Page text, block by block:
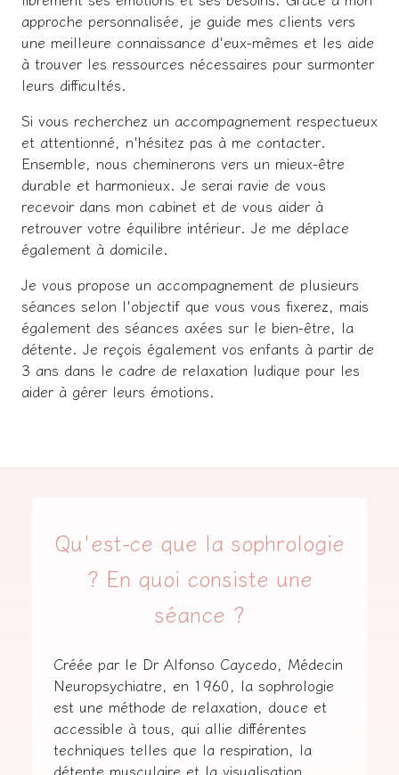
approche personnalisée, je guide mes clients vers
une meilleure connaissance d'eux-mêmes et les aide
à trouver les ressources nécessaires pour surmonter
leurs difficultés.
Si vous recherchez un accompagnement respectueux
et attentionné, n'hésitez pas à me contacter.
Ensemble, nous cheminerons vers un mieux-être
durable et harmonieux. Je serai ravie de vous
recevoir dans mon cabinet et de vous aider à
retrouver votre équilibre intérieur. Je me déplace
également à domicile.
Je vous propose un accompagnement de plusieurs
séances selon l'objectif que vous vous fixerez, mais
également des séances axées sur le bien-être, la
détente. Je reçois également vos enfants à partir de
3 ans dans le cadre de relaxation ludique pour les
aider à gérer leurs émotions.
Qu'est-ce que la sophrologie
? En quoi consiste une
séance ?
Créée par le Dr Alfonso Caycedo, Médecin
Neuropsychiatre, en 1960, la sophrologie
est une méthode de relaxation, douce et
accessible à tous, qui allie différentes
techniques telles que la respiration, la